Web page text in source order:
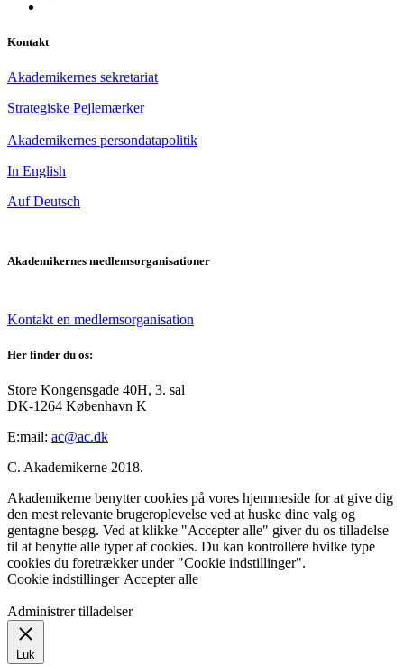
Kontakt
Akademikernes sekretariat
Strategiske Pejlemærker
Akademikernes persondatapolitik
In English
Auf Deutsch
Akademikernes medlemsorganisationer
Kontakt en medlemsorganisation
Her finder du os:
Store Kongensgade 40H, 3. sal
DK-1264 København K
E:mail: ac@ac.dk
C. Akademikerne 2018.
Akademikerne benytter cookies på vores hjemmeside for at give dig
den mest relevante brugeroplevelse ved at huske dine valg og
gentagne besøg. Ved at klikke "Accepter alle" giver du os tilladelse
til at benytte alle typer af cookies. Du kan kontrollere hvilke type
cookies du foretrækker under "Cookie indstillinger".
Cookie indstillinger Accepter alle
Administrer tilladelser
Luk